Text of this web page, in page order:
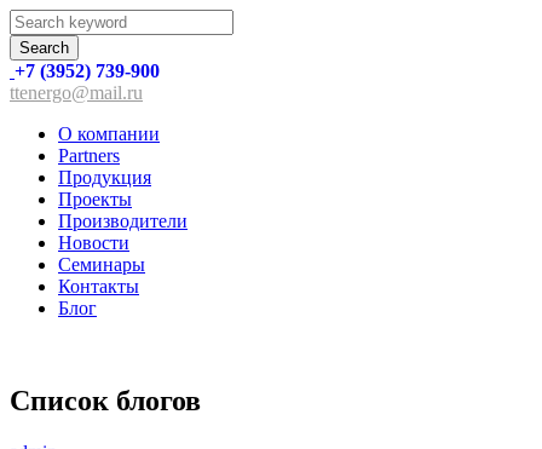
Search
+7 (3952) 739-900
ttenergo@mail.ru
О компании
Partners
Продукция
Проекты
Производители
Новости
Семинары
Контакты
Блог
Список блогов